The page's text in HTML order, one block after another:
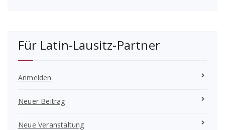
Für Latin-Lausitz-Partner
Anmelden
Neuer Beitrag
Neue Veranstaltung